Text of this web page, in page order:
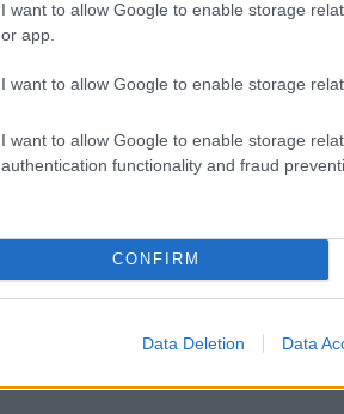
I want to allow Google to enable storage
or app.
I want to allow Google to enable storage
I want to allow Google to enable storage
authentication functionality and fraud
CONFIRM
Data Deletion Data